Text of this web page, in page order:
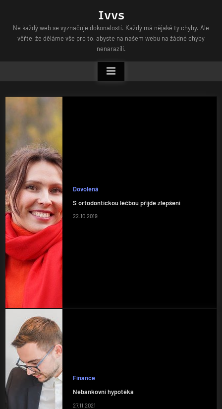
content
Ivvs
Ne každý web se vyznačuje dokonalostí. Každý má nějaké ty chyby. Ale
věřte, že děláme vše pro to, abyste na našem webu na žádné chyby
nenarazili.
Dovolená
S ortodontickou léčbou přijde zlepšení
22.10.2019
Finance
Nebankovní hypotéka
27.11.2021